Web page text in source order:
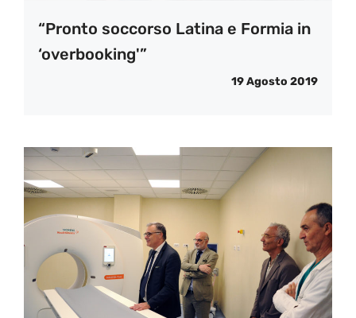
“Pronto soccorso Latina e Formia in
‘overbooking'”
19 Agosto 2019